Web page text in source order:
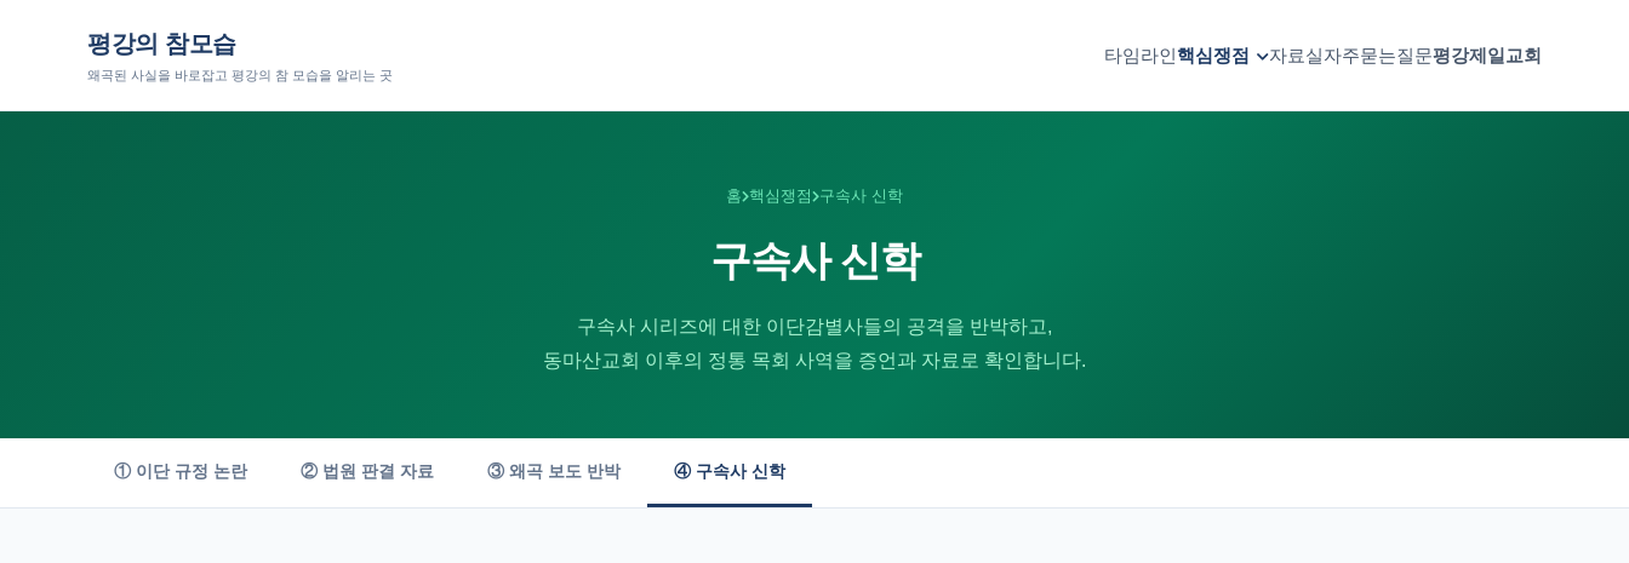
평강의 참모습
왜곡된 사실을 바로잡고 평강의 참 모습을 알리는 곳
타임라인핵심쟁점 자료실자주묻는질문평강제일교회
홈 핵심쟁점 구속사 신학
구속사 신학
구속사 시리즈에 대한 이단감별사들의 공격을 반박하고,
동마산교회 이후의 정통 목회 사역을 증언과 자료로 확인합니다.
① 이단 규정 논란 ② 법원 판결 자료 ③ 왜곡 보도 반박 ④ 구속사 신학